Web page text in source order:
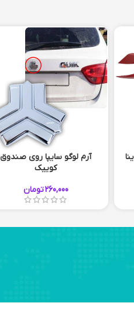
آرم لوگو سایپا روی صندوق
کوییک
260,000تومان